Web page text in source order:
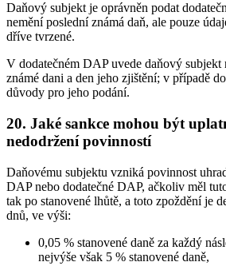
Daňový subjekt je oprávněn podat
nemění poslední známá daň, ale pouze
dříve tvrzené.
V dodatečném DAP uvede daňový
známé dani a den jeho zjištění; v případě
důvody pro jeho podání.
20. Jaké sankce mohou být
nedodržení povinností
Daňovému subjektu vzniká povinnost
DAP nebo dodatečné DAP, ačkoliv měl
tak po stanovené lhůtě, a toto zpoždění je
dnů, ve výši:
0,05 % stanovené daně za každý
nejvýše však 5 % stanovené daně,